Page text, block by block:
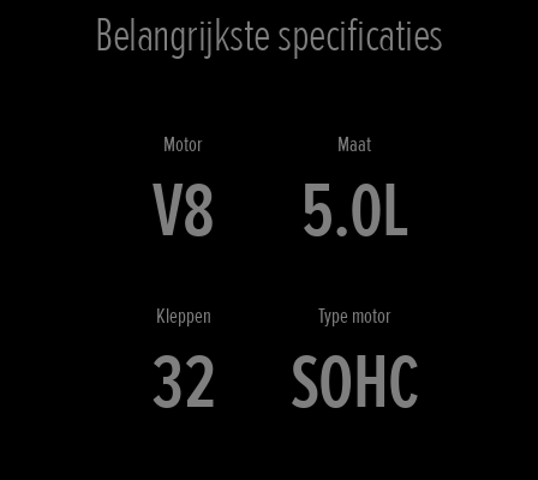
Belangrijkste specificaties
Motor
V8
Maat
5.0L
Kleppen
32
Type motor
SOHC